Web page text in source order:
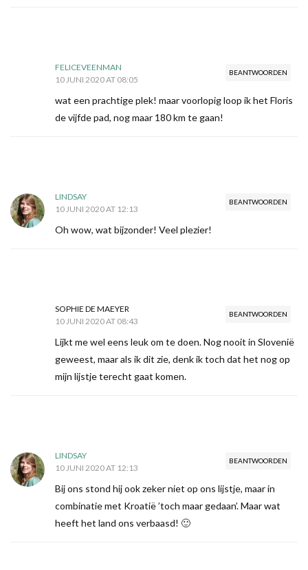
BEANTWOORDEN
FELICEVEENMAN
10 JUNI 2020 AT 08:05
wat een prachtige plek! maar voorlopig loop ik het Floris
de vijfde pad, nog maar 180 km te gaan!
BEANTWOORDEN
LINDSAY
10 JUNI 2020 AT 12:13
Oh wow, wat bijzonder! Veel plezier!
BEANTWOORDEN
SOPHIE DE MAEYER
10 JUNI 2020 AT 08:43
Lijkt me wel eens leuk om te doen. Nog nooit in Slovenië
geweest, maar als ik dit zie, denk ik toch dat het nog op
mijn lijstje terecht gaat komen.
BEANTWOORDEN
LINDSAY
10 JUNI 2020 AT 12:13
Bij ons stond hij ook zeker niet op ons lijstje, maar in
combinatie met Kroatië ’toch maar gedaan’. Maar wat
heeft het land ons verbaasd! 🙂